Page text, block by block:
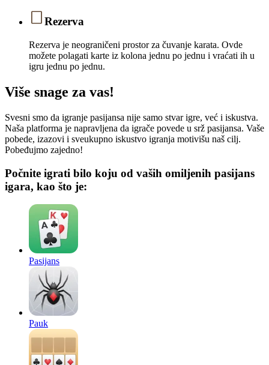
Rezerva
Rezerva je neograničeni prostor za čuvanje karata. Ovde
možete polagati karte iz kolona jednu po jednu i vraćati ih u
igru jednu po jednu.
Više snage za vas!
Svesni smo da igranje pasijansa nije samo stvar igre, već i iskustva.
Naša platforma je napravljena da igrače povede u srž pasijansa. Vaše
pobede, izazovi i sveukupno iskustvo igranja motivišu naš cilj.
Pobeđujmo zajedno!
Počnite igrati bilo koju od vaših omiljenih pasijans
igara, kao što je:
Pasijans
Pauk